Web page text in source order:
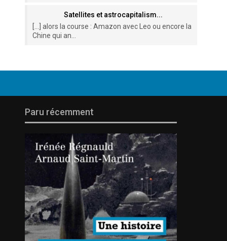
Satellites et astrocapitalism...
[…] alors la course : Amazon avec Leo ou encore la
Chine qui an...
Paru récemment